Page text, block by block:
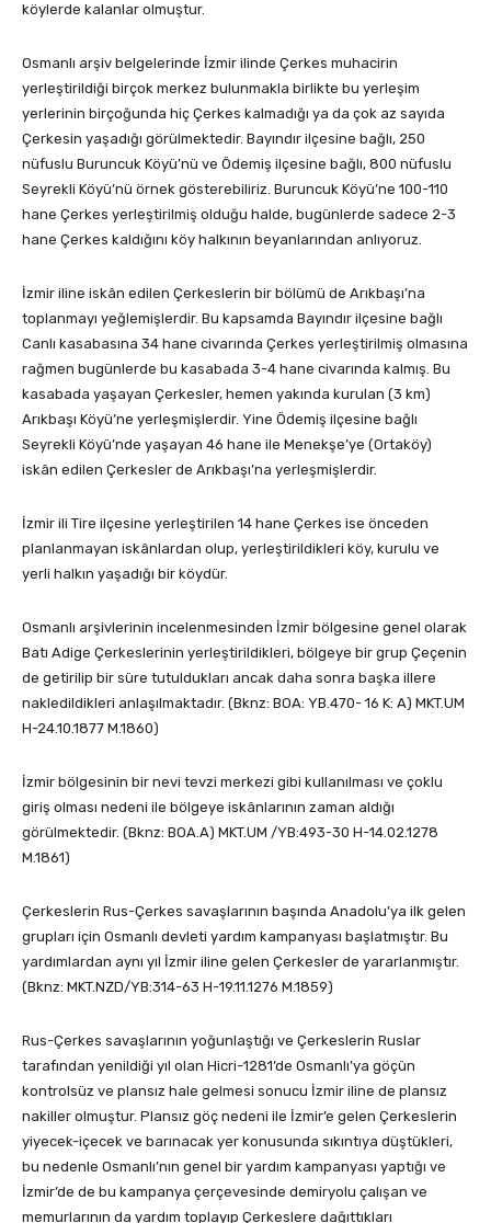
köylerde kalanlar olmuştur.
Osmanlı arşiv belgelerinde İzmir ilinde Çerkes muhacirin
yerleştirildiği birçok merkez bulunmakla birlikte bu yerleşim
yerlerinin birçoğunda hiç Çerkes kalmadığı ya da çok az sayıda
Çerkesin yaşadığı görülmektedir. Bayındır ilçesine bağlı, 250
nüfuslu Buruncuk Köyü’nü ve Ödemiş ilçesine bağlı, 800 nüfuslu
Seyrekli Köyü’nü örnek gösterebiliriz. Buruncuk Köyü’ne 100-110
hane Çerkes yerleştirilmiş olduğu halde, bugünlerde sadece 2-3
hane Çerkes kaldığını köy halkının beyanlarından anlıyoruz.
İzmir iline iskân edilen Çerkeslerin bir bölümü de Arıkbaşı’na
toplanmayı yeğlemişlerdir. Bu kapsamda Bayındır ilçesine bağlı
Canlı kasabasına 34 hane civarında Çerkes yerleştirilmiş olmasına
rağmen bugünlerde bu kasabada 3-4 hane civarında kalmış. Bu
kasabada yaşayan Çerkesler, hemen yakında kurulan (3 km)
Arıkbaşı Köyü’ne yerleşmişlerdir. Yine Ödemiş ilçesine bağlı
Seyrekli Köyü’nde yaşayan 46 hane ile Menekşe’ye (Ortaköy)
iskân edilen Çerkesler de Arıkbaşı’na yerleşmişlerdir.
İzmir ili Tire ilçesine yerleştirilen 14 hane Çerkes ise önceden
planlanmayan iskânlardan olup, yerleştirildikleri köy, kurulu ve
yerli halkın yaşadığı bir köydür.
Osmanlı arşivlerinin incelenmesinden İzmir bölgesine genel olarak
Batı Adige Çerkeslerinin yerleştirildikleri, bölgeye bir grup Çeçenin
de getirilip bir süre tutuldukları ancak daha sonra başka illere
nakledildikleri anlaşılmaktadır. (Bknz: BOA: YB.470- 16 K: A) MKT.UM
H-24.10.1877 M.1860)
İzmir bölgesinin bir nevi tevzi merkezi gibi kullanılması ve çoklu
giriş olması nedeni ile bölgeye iskânlarının zaman aldığı
görülmektedir. (Bknz: BOA.A) MKT.UM /YB:493-30 H-14.02.1278
M.1861)
Çerkeslerin Rus-Çerkes savaşlarının başında Anadolu’ya ilk gelen
grupları için Osmanlı devleti yardım kampanyası başlatmıştır. Bu
yardımlardan aynı yıl İzmir iline gelen Çerkesler de yararlanmıştır.
(Bknz: MKT.NZD/YB:314-63 H-19.11.1276 M.1859)
Rus-Çerkes savaşlarının yoğunlaştığı ve Çerkeslerin Ruslar
tarafından yenildiği yıl olan Hicri-1281’de Osmanlı’ya göçün
kontrolsüz ve plansız hale gelmesi sonucu İzmir iline de plansız
nakiller olmuştur. Plansız göç nedeni ile İzmir’e gelen Çerkeslerin
yiyecek-içecek ve barınacak yer konusunda sıkıntıya düştükleri,
bu nedenle Osmanlı’nın genel bir yardım kampanyası yaptığı ve
İzmir’de de bu kampanya çerçevesinde demiryolu çalışan ve
memurlarının da yardım toplayıp Çerkeslere dağıttıkları